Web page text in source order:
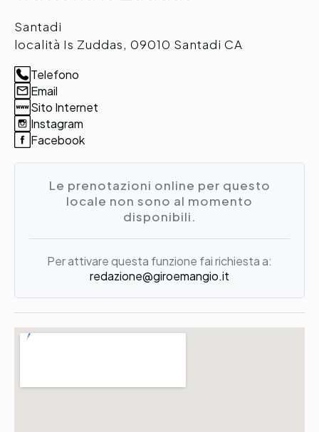
Santadi
località Is Zuddas, 09010 Santadi CA
Telefono
Email
Sito Internet
Instagram
Facebook
Le prenotazioni online per questo
locale non sono al momento
disponibili.
Per attivare questa funzione fai richiesta a:
redazione@giroemangio.it